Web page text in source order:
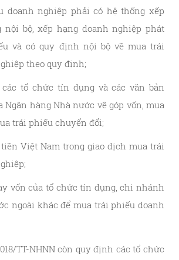
doanh nghiệp phải có hệ thống xếp
nội bộ, xếp hạng doanh nghiệp phát
và có quy định nội bộ về mua trái
theo quy định;
tổ chức tín dụng và các văn bản
Ngân hàng Nhà nước về góp vốn, mua
trái phiếu chuyển đổi;
Việt Nam trong giao dịch mua trái
vốn của tổ chức tín dụng, chi nhánh
ngoài khác để mua trái phiếu doanh
TT-NHNN còn quy định các tổ chức